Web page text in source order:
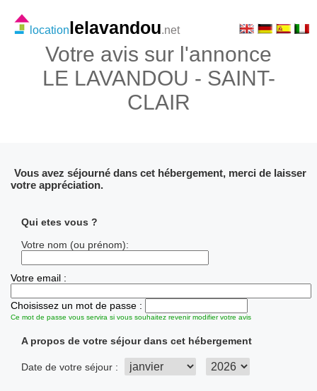
Votre avis sur l'annonce
LE LAVANDOU - SAINT-
CLAIR
locationlelavandou.net
Vous avez séjourné dans cet hébergement, merci de laisser
votre appréciation.
Qui etes vous ?
Votre nom (ou prénom):
Votre email :
Choisissez un mot de passe :
Ce mot de passe vous servira si vous souhaitez revenir modifier votre avis
A propos de votre séjour dans cet hébergement
Date de votre séjour :